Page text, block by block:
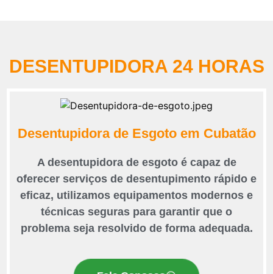
DESENTUPIDORA 24 HORAS
Desentupidora de Esgoto em Cubatão
A desentupidora de esgoto é capaz de
oferecer serviços de desentupimento rápido e
eficaz, utilizamos equipamentos modernos e
técnicas seguras para garantir que o
problema seja resolvido de forma adequada.